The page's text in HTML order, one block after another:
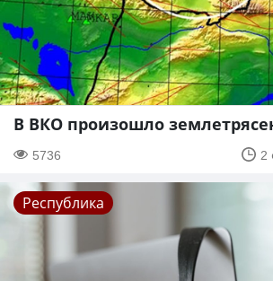
В ВКО произошло
5736 2
Республика